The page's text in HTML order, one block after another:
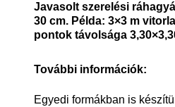
Javasolt szerelési
30 cm. Példa: 3×3 m
pontok távolsága
További információk:
Egyedi formákban is